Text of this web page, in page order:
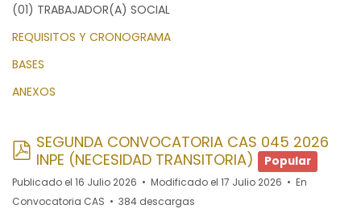
(01) TRABAJADOR(A) SOCIAL
REQUISITOS Y CRONOGRAMA
BASES
ANEXOS
pdf
SEGUNDA CONVOCATORIA CAS 045 2026
INPE (NECESIDAD TRANSITORIA)
Popular
Publicado el 16 Julio 2026 Modificado el 17 Julio 2026
En
Convocatoria CAS
384 descargas